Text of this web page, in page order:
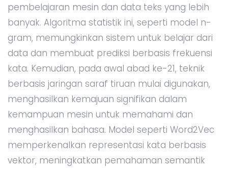
pembelajaran mesin dan data teks yang lebih
banyak. Algoritma statistik ini, seperti model n-
gram, memungkinkan sistem untuk belajar dari
data dan membuat prediksi berbasis frekuensi
kata. Kemudian, pada awal abad ke-21, teknik
berbasis jaringan saraf tiruan mulai digunakan,
menghasilkan kemajuan signifikan dalam
kemampuan mesin untuk memahami dan
menghasilkan bahasa. Model seperti Word2Vec
memperkenalkan representasi kata berbasis
vektor, meningkatkan pemahaman semantik